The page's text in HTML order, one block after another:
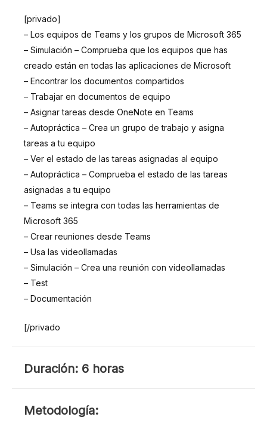
[privado]
– Los equipos de Teams y los grupos de Microsoft 365
– Simulación – Comprueba que los equipos que has
creado están en todas las aplicaciones de Microsoft
– Encontrar los documentos compartidos
– Trabajar en documentos de equipo
– Asignar tareas desde OneNote en Teams
– Autopráctica – Crea un grupo de trabajo y asigna
tareas a tu equipo
– Ver el estado de las tareas asignadas al equipo
– Autopráctica – Comprueba el estado de las tareas
asignadas a tu equipo
– Teams se integra con todas las herramientas de
Microsoft 365
– Crear reuniones desde Teams
– Usa las videollamadas
– Simulación – Crea una reunión con videollamadas
– Test
– Documentación
[/privado
Duración: 6 horas
Metodología: